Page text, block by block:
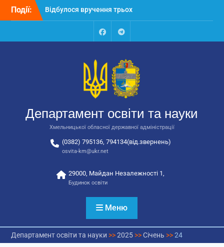
Перейти
Події:
Відбулося вручення трьох
автобусів для потреб
Відбулося засідання
освіти та науки обласної
державної адміністрації
Відбулась обласна
національно-патріотичне
виховання
FacebookTalegram
Департамент освіти та науки
Хмельницької обласної державної адміністрації
(0382) 795136, 794134(від.звернень)
osvita-km@ukr.net
29000, Майдан Незалежності 1,
Будинок освіти
Меню
Департамент освіти та науки >>2025>>Січень >>24